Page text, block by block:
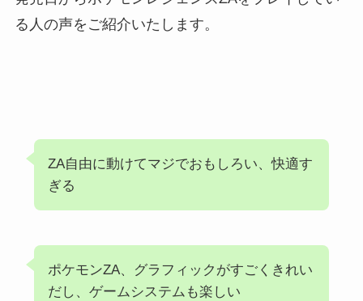
る人の声をご紹介いたします。
ZA自由に動けてマジでおもしろい、快適す
ぎる
ポケモンZA、グラフィックがすごくきれい
だし、ゲームシステムも楽しい